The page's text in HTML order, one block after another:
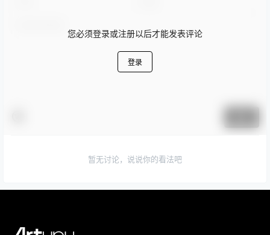
您必须登录或注册以后才能发表评论
登录
暂无讨论，说说你的看法吧